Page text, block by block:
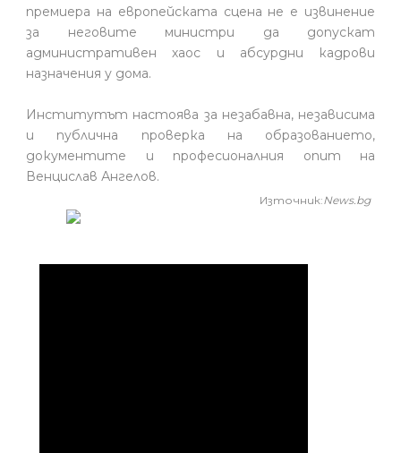
премиера на европейската сцена не е извинение
за неговите министри да допускат
административен хаос и абсурдни кадрови
назначения у дома.
Институтът настоява за незабавна, независима
и публична проверка на образованието,
документите и професионалния опит на
Венцислав Ангелов.
Източник:News.bg